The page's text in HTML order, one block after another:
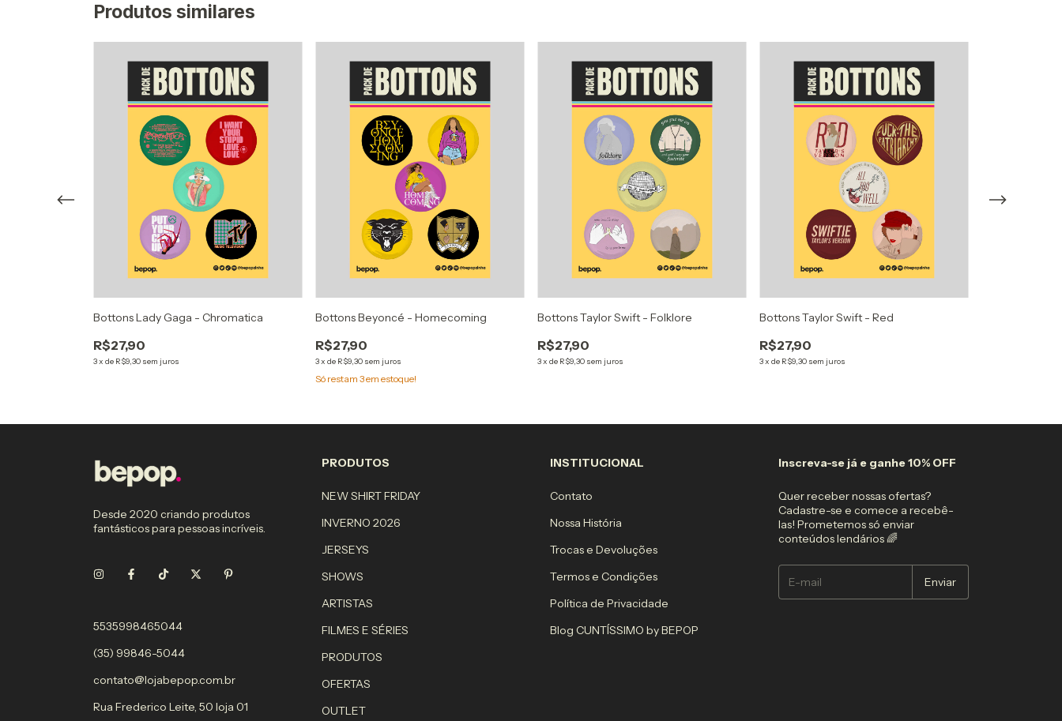
Produtos similares
Bottons Lady Gaga - Chromatica
R$27,90
3x de R$9,30 sem juros
Bottons Beyoncé - Homecoming
R$27,90
3x de R$9,30 sem juros
Só restam 3em estoque!
Bottons Taylor Swift - Folklore
R$27,90
3x de R$9,30 sem juros
Bottons Taylor Swift - Red
R$27,90
3x de R$9,30 sem juros
Desde 2020 criando produtos
fantásticos para pessoas incríveis.
5535998465044
(35) 99846-5044
contato@lojabepop.com.br
Rua Frederico Leite, 50 loja 01
PRODUTOS
NEW SHIRT FRIDAY
INVERNO 2026
JERSEYS
SHOWS
ARTISTAS
FILMES E SÉRIES
PRODUTOS
OFERTAS
OUTLET
INSTITUCIONAL
Contato
Nossa História
Trocas e Devoluções
Termos e Condições
Política de Privacidade
Blog CUNTÍSSIMO by BEPOP
Inscreva-se já e ganhe 10% OFF
Quer receber nossas ofertas?
Cadastre-se e comece a recebê-
las! Prometemos só enviar
conteúdos lendários 🌈